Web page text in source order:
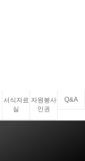
서식자료
실
자원봉사
인권
Q&A